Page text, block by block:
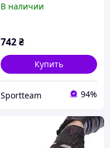
(M -XXL)
В наличии
742 ₴
Купить
Sportteam 94%